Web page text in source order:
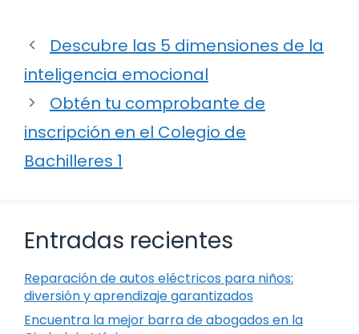
Descubre las 5 dimensiones de la
inteligencia emocional
Obtén tu comprobante de
inscripción en el Colegio de
Bachilleres 1
Entradas recientes
Reparación de autos eléctricos para niños:
diversión y aprendizaje garantizados
Encuentra la mejor barra de abogados en la